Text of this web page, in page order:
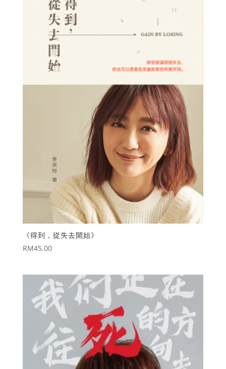
《得到，從失去開始》
RM45.00